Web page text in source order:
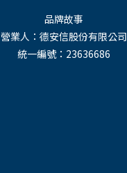
品牌故事
營業人：德安信股份有限公司
統一編號：23636686